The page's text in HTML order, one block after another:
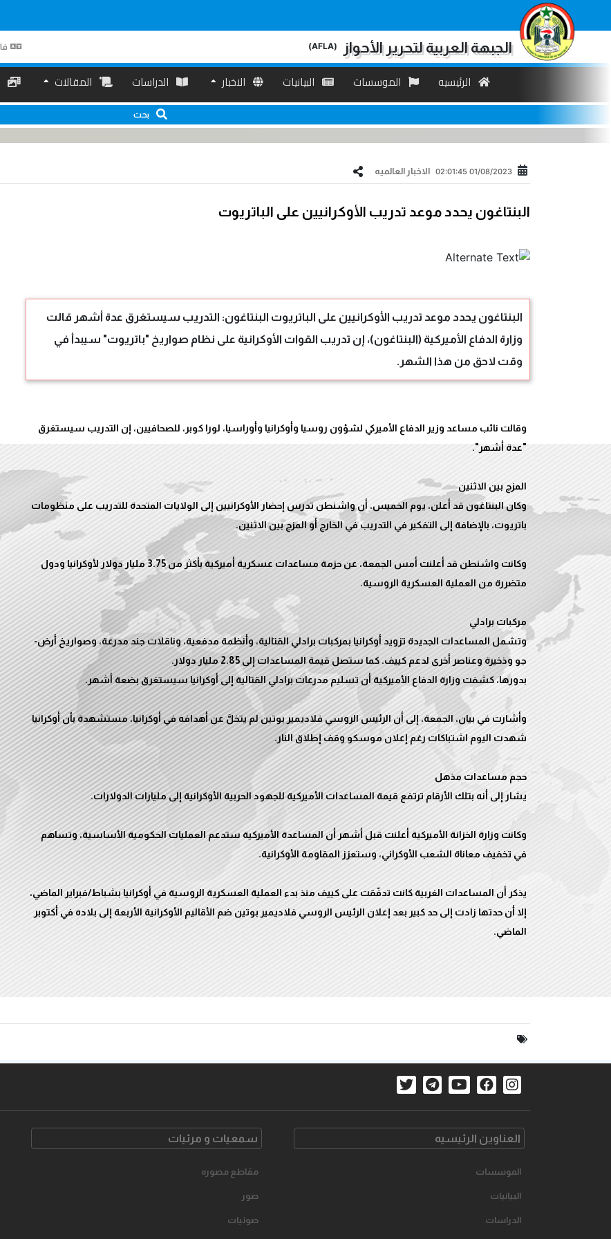
الجبهة العربية لتحرير الأحواز (AFLA)
الرئیسیه الموسسات البیانیات الاخبار الدراسات المقالات
بحث
01/08/2023 02:01:45 الاخبار العالمیه
البنتاغون يحدد موعد تدريب الأوكرانيين على الباتريوت
البنتاغون يحدد موعد تدريب الأوكرانيين على الباتريوت البنتاغون: التدريب سيستغرق عدة أشهر قالت
وزارة الدفاع الأميركية (البنتاغون)، إن تدريب القوات الأوكرانية على نظام صواريخ "باتريوت" سيبدأ في
وقت لاحق من هذا الشهر.
وقالت نائب مساعد وزير الدفاع الأميركي لشؤون روسيا وأوكرانيا وأوراسيا، لورا كوبر، للصحافيين، إن التدريب سيستغرق
وكان البنتاغون قد أعلن، يوم الخميس، أن واشنطن تدرس إحضار الأوكرانيين إلى الولايات المتحدة للتدريب على منظومات
وكانت واشنطن قد أعلنت أمس الجمعة، عن حزمة مساعدات عسكرية أميركية بأكثر من 3.75 مليار دولار لأوكرانيا ودول
وتشمل المساعدات الجديدة تزويد أوكرانيا بمركبات برادلي القتالية، وأنظمة مدفعية، وناقلات جند مدرعة، وصواريخ أرض-
وأشارت في بيان، الجمعة، إلى أن الرئيس الروسي فلاديمير بوتين لم يتخلَّ عن أهدافه في أوكرانيا، مستشهدة بأن أوكرانيا
وكانت وزارة الخزانة الأميركية أعلنت قبل أشهر أن المساعدة الأميركية ستدعم العمليات الحكومية الأساسية، وتساهم
يذكر أن المساعدات الغربية كانت تدفّقت على كييف منذ بدء العملية العسكرية الروسية في أوكرانيا بشباط/فبراير الماضي،
إلا أن حدتها زادت إلى حد كبير بعد إعلان الرئيس الروسي فلاديمير بوتين ضم الأقاليم الأوكرانية الأربعة إلى بلاده في أكتوبر
الماضي.
العناوین الرئیسیه
الموسسات
البیانیات
الدراسات
سمعیات و مرئیات
مقاطع مصوره
صور
صوتیات